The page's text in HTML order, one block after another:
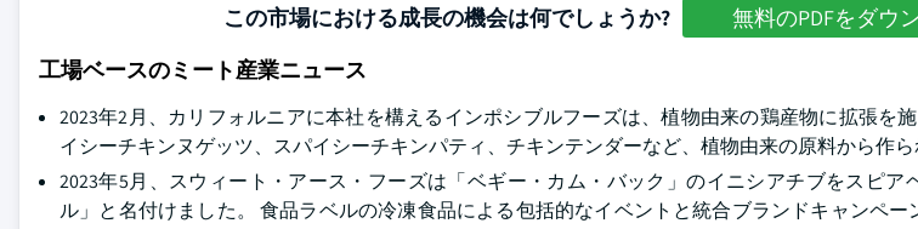
この市場における成長の機会は何でしょうか?
無料のPDFをダウ
工場ベースのミート産業ニュース
2023年2月、カリフォルニアに本社を構えるインポシブルフーズは、植物由来の鶏産物に拡張を
イシーチキンヌゲッツ、スパイシーチキンパティ、チキンテンダーなど、植物由来の原料から作ら
2023年5月、スウィート・アース・フーズは「ベギー・カム・バック」のイニシアチブをスピア
ル」と名付けました。 食品ラベルの冷凍食品による包括的なイベントと統合ブランドキャンペ